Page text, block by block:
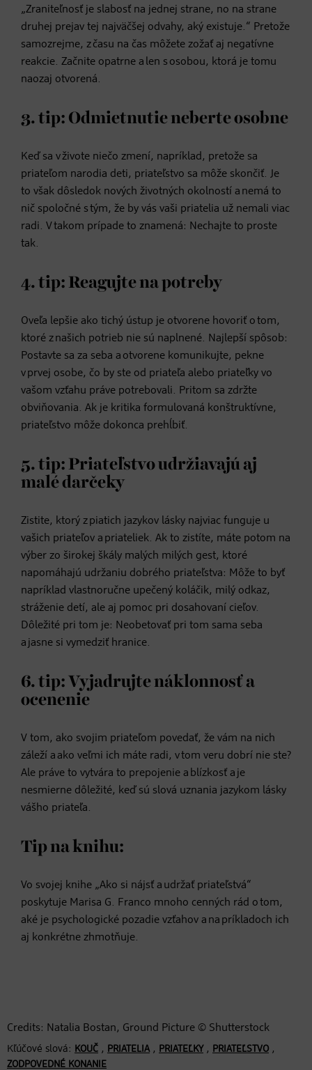
„Zraniteľnosť je slabosť na jednej strane, no na strane
druhej prejav tej najväčšej odvahy, aký existuje.“ Pretože
samozrejme, z času na čas môžete zožať aj negatívne
reakcie. Začnite opatrne a len s osobou, ktorá je tomu
naozaj otvorená.
3. tip: Odmietnutie neberte osobne
Keď sa v živote niečo zmení, napríklad, pretože sa
priateľom narodia deti, priateľstvo sa môže skončiť. Je
to však dôsledok nových životných okolností a nemá to
nič spoločné s tým, že by vás vaši priatelia už nemali viac
radi. V takom prípade to znamená: Nechajte to proste
tak.
4. tip: Reagujte na potreby
Oveľa lepšie ako tichý ústup je otvorene hovoriť o tom,
ktoré z našich potrieb nie sú naplnené. Najlepší spôsob:
Postavte sa za seba a otvorene komunikujte, pekne
v prvej osobe, čo by ste od priateľa alebo priateľky vo
vašom vzťahu práve potrebovali. Pritom sa zdržte
obviňovania. Ak je kritika formulovaná konštruktívne,
priateľstvo môže dokonca prehĺbiť.
5. tip: Priateľstvo udržiavajú aj
malé darčeky
Zistite, ktorý z piatich jazykov lásky najviac funguje u
vašich priateľov a priateliek. Ak to zistíte, máte potom na
výber zo širokej škály malých milých gest, ktoré
napomáhajú udržaniu dobrého priateľstva: Môže to byť
napríklad vlastnoručne upečený koláčik, milý odkaz,
stráženie detí, ale aj pomoc pri dosahovaní cieľov.
Dôležité pri tom je: Neobetovať pri tom sama seba
a jasne si vymedziť hranice.
6. tip: Vyjadrujte náklonnosť a
ocenenie
V tom, ako svojim priateľom povedať, že vám na nich
záleží a ako veľmi ich máte radi, v tom veru dobrí nie ste?
Ale práve to vytvára to prepojenie a blízkosť a je
nesmierne dôležité, keď sú slová uznania jazykom lásky
vášho priateľa.
Tip na knihu:
Vo svojej knihe „Ako si nájsť a udržať priateľstvá“
poskytuje Marisa G. Franco mnoho cenných rád o tom,
aké je psychologické pozadie vzťahov a na príkladoch ich
aj konkrétne zhmotňuje.
Credits: Natalia Bostan, Ground Picture © Shutterstock
Kľúčové slová: KOUČ , PRIATELIA, PRIATEĽKY, PRIATEĽSTVO ,
ZODPOVEDNÉ KONANIE